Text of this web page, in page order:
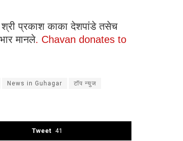
श्री प्रकाश काका देशपांडे तसेच
मानले. Chavan donates to
News in Guhagar टॉप न्युज
Tweet 41